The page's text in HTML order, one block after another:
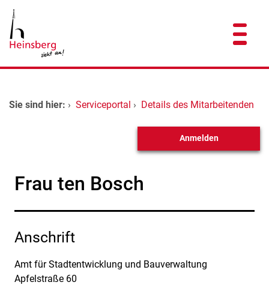
Zum Hauptinhalt springen
Zum Header
Zum Hauptinhalt
Zum Footer
Dienstleistungen A-Z
Sie sind hier: › Serviceportal › Details des Mitarbeitenden
Anmelden
Frau ten Bosch
Anschrift
Amt für Stadtentwicklung und Bauverwaltung
Apfelstraße 60